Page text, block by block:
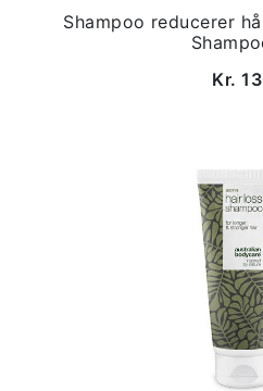
Shampoo reducerer
Kr.